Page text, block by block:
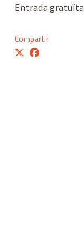
Entrada gratuïta
Compartir